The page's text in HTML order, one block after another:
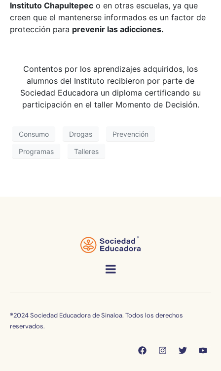
Instituto Chapultepec o en otras escuelas, ya que
creen que el mantenerse informados es un factor de
protección para prevenir las adicciones.
Contentos por los aprendizajes adquiridos, los
alumnos del Instituto recibieron por parte de
Sociedad Educadora un diploma certificando su
participación en el taller Momento de Decisión.
Consumo Drogas Prevención
Programas Talleres
®2024 Sociedad Educadora de Sinaloa. Todos los derechos
reservados.